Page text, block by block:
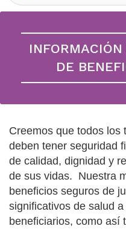
DE
Creemos que todos los
deben tener seguridad
de calidad, dignidad y
de sus vidas. Nuestra
beneficios seguros de
significativos de salud
beneficiarios, como así